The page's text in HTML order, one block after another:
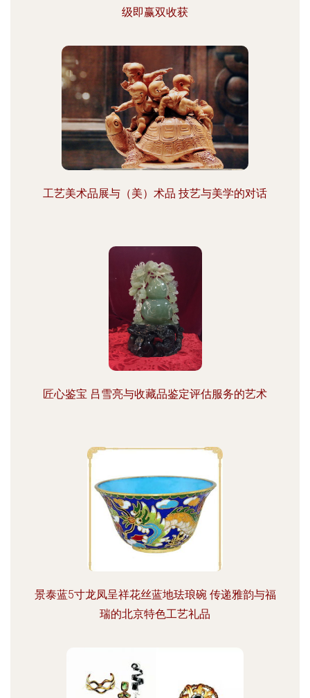
级即赢双收获
工艺美术品展与（美）术品 技艺与美学的对话
匠心鉴宝 吕雪亮与收藏品鉴定评估服务的艺术
景泰蓝5寸龙凤呈祥花丝蓝地珐琅碗 传递雅韵与福
瑞的北京特色工艺礼品